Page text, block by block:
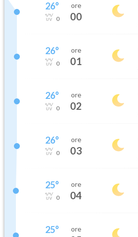
26°
0
ore
00
26°
0
ore
01
26°
0
ore
02
26°
0
ore
03
25°
0
ore
04
25° ore